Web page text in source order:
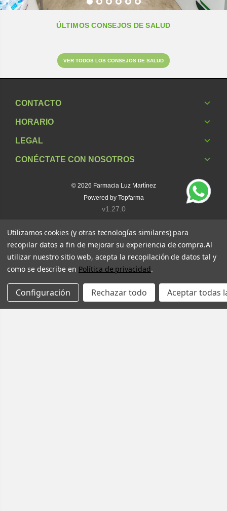
ÚLTIMOS CONSEJOS DE SALUD
VER TODOS LOS CONSEJOS DE SALUD
CONTACTO
HORARIO
LEGAL
CONÉCTATE CON NOSOTROS
© 2026 Farmacia Luz Martínez
Powered by Topfarma
v1.27.0
Utilizamos cookies (y otras tecnologías similares) para
recopilar datos a fin de mejorar su experiencia de compra.Al
utilizar nuestro sitio web, acepta la recopilación de datos tal y
como se describe en Política de privacidad.
Configuración Rechazar todo Aceptar todas